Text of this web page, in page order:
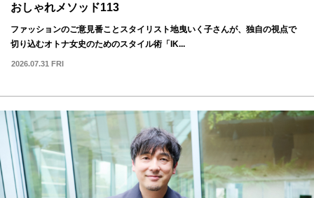
おしゃれメソッド113
ファッションのご意見番ことスタイリスト地曳いく子さんが、独自の視点で
切り込むオトナ女史のためのスタイル術「IK...
2026.07.31 FRI